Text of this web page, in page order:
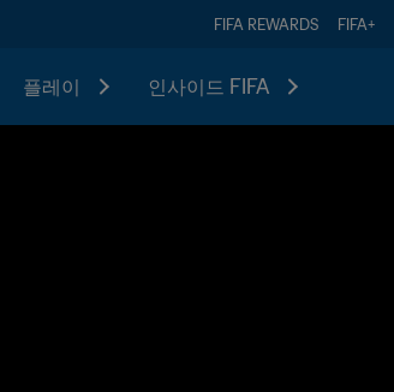
FIFA REWARDS FIFA+
플레이 인사이드 FIFA